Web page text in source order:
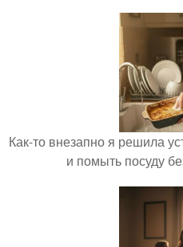
Как-то внезапно я решила
и помыть посуду